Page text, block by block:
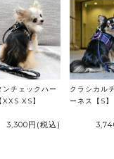
ンチェックハー
XS】
3,300円 (税込)
クラシカル
ーネス【S】